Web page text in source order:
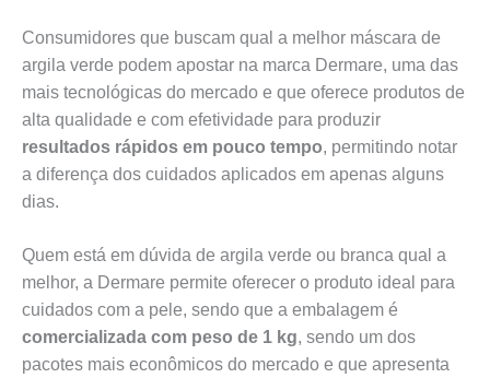
Consumidores que buscam qual a melhor máscara de
argila verde podem apostar na marca Dermare, uma das
mais tecnológicas do mercado e que oferece produtos de
alta qualidade e com efetividade para produzir
resultados rápidos em pouco tempo, permitindo notar
a diferença dos cuidados aplicados em apenas alguns
dias.
Quem está em dúvida de argila verde ou branca qual a
melhor, a Dermare permite oferecer o produto ideal para
cuidados com a pele, sendo que a embalagem é
comercializada com peso de 1 kg, sendo um dos
pacotes mais econômicos do mercado e que apresenta